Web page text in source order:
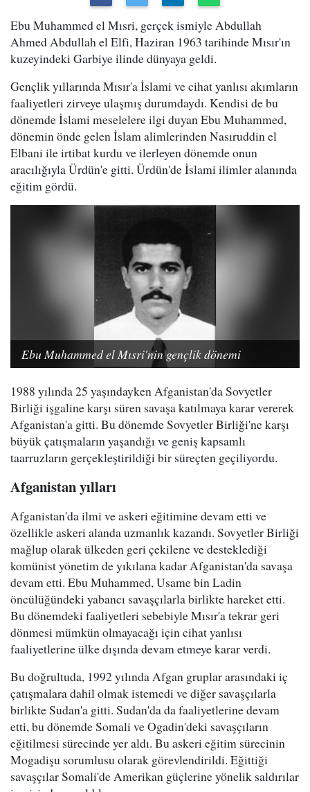
Ebu Muhammed el Mısri, gerçek ismiyle Abdullah
Ahmed Abdullah el Elfi, Haziran 1963 tarihinde Mısır'ın
kuzeyindeki Garbiye ilinde dünyaya geldi.
Gençlik yıllarında Mısır'a İslami ve cihat yanlısı akımların
faaliyetleri zirveye ulaşmış durumdaydı. Kendisi de bu
dönemde İslami meselelere ilgi duyan Ebu Muhammed,
dönemin önde gelen İslam alimlerinden Nasıruddin el
Elbani ile irtibat kurdu ve ilerleyen dönemde onun
aracılığıyla Ürdün'e gitti. Ürdün'de İslami ilimler alanında
eğitim gördü.
Ebu Muhammed el Mısri'nin gençlik dönemi
1988 yılında 25 yaşındayken Afganistan'da Sovyetler
Birliği işgaline karşı süren savaşa katılmaya karar vererek
Afganistan'a gitti. Bu dönemde Sovyetler Birliği'ne karşı
büyük çatışmaların yaşandığı ve geniş kapsamlı
taarruzların gerçekleştirildiği bir süreçten geçiliyordu.
Afganistan yılları
Afganistan'da ilmi ve askeri eğitimine devam etti ve
özellikle askeri alanda uzmanlık kazandı. Sovyetler Birliği
mağlup olarak ülkeden geri çekilene ve desteklediği
komünist yönetim de yıkılana kadar Afganistan'da savaşa
devam etti. Ebu Muhammed, Usame bin Ladin
öncülüğündeki yabancı savaşçılarla birlikte hareket etti.
Bu dönemdeki faaliyetleri sebebiyle Mısır'a tekrar geri
dönmesi mümkün olmayacağı için cihat yanlısı
faaliyetlerine ülke dışında devam etmeye karar verdi.
Bu doğrultuda, 1992 yılında Afgan gruplar arasındaki iç
çatışmalara dahil olmak istemedi ve diğer savaşçılarla
birlikte Sudan'a gitti. Sudan'da da faaliyetlerine devam
etti, bu dönemde Somali ve Ogadin'deki savaşçıların
eğitilmesi sürecinde yer aldı. Bu askeri eğitim sürecinin
Mogadişu sorumlusu olarak görevlendirildi. Eğittiği
savaşçılar Somali'de Amerikan güçlerine yönelik saldırılar